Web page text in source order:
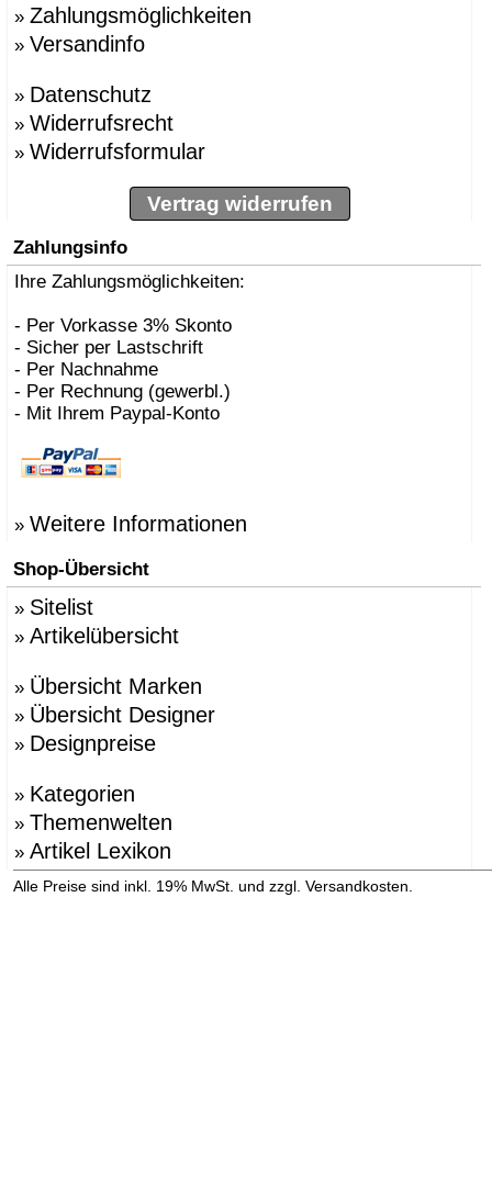
» Zahlungsmöglichkeiten
» Versandinfo
» Datenschutz
» Widerrufsrecht
» Widerrufsformular
Vertrag widerrufen
Zahlungsinfo
Ihre Zahlungsmöglichkeiten:
- Per Vorkasse 3% Skonto
- Sicher per Lastschrift
- Per Nachnahme
- Per Rechnung (gewerbl.)
- Mit Ihrem Paypal-Konto
» Weitere Informationen
Shop-Übersicht
» Sitelist
» Artikelübersicht
» Übersicht Marken
» Übersicht Designer
» Designpreise
» Kategorien
» Themenwelten
» Artikel Lexikon
Alle Preise sind inkl. 19% MwSt. und zzgl. Versandkosten.